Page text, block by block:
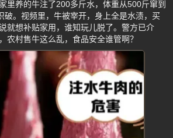
里养的牛注了200多斤水，体重从500斤窜到
破。视频里，牛被宰开，身上全是水渍，买
就想补贴家用，谁知玩儿脱了。警方已介
农村售牛这么乱，食品安全谁管啊？